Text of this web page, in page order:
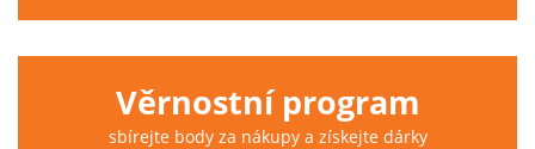
Věrnostní program
sbírejte body za nákupy a získejte dárky